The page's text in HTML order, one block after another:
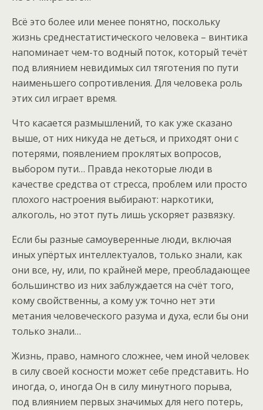
Всё это более или менее понятно, поскольку
жизнь среднестатистического человека – винтика
напоминает чем-то водный поток, который течёт
под влиянием невидимых сил тяготения по пути
наименьшего сопротивления. Для человека роль
этих сил играет время.
Что касается размышлений, то как уже сказано
выше, от них никуда не деться, и приходят они с
потерями, появлением проклятых вопросов,
выбором пути… Правда некоторые люди в
качестве средства от стресса, проблем или просто
плохого настроения выбирают: наркотики,
алкоголь, но этот путь лишь ускоряет развязку.
Если бы разные самоуверенные люди, включая
иных упёртых интеллектуалов, только знали, как
они все, ну, или, по крайней мере, преобладающее
большинство из них заблуждается на счёт того,
кому свойственны, а кому уж точно нет эти
метания человеческого разума и духа, если бы они
только знали…
Жизнь, право, намного сложнее, чем иной человек
в силу своей косности может себе представить. Но
иногда, о, иногда Он в силу минутного порыва,
под влиянием первых значимых для него потерь,